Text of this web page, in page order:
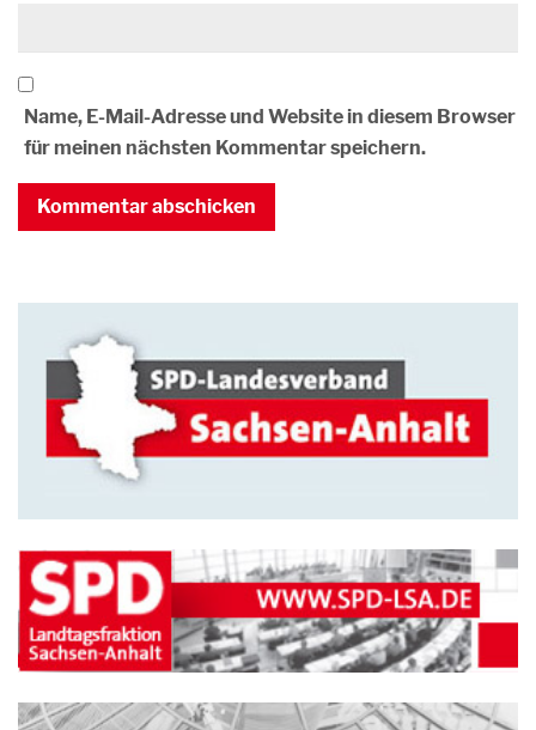
Name, E-Mail-Adresse und Website in diesem Browser
für meinen nächsten Kommentar speichern.